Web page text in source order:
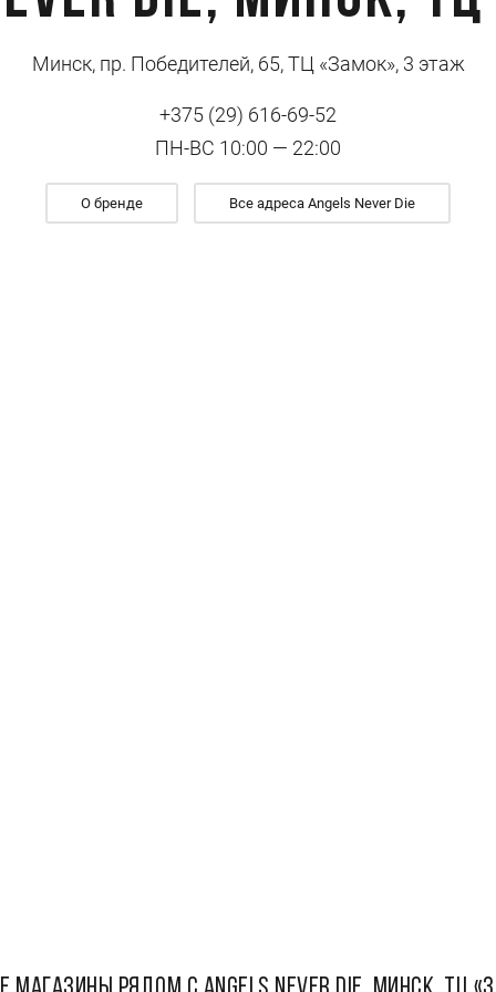
Минск, пр. Победителей, 65, ТЦ «Замок», 3 этаж
+375 (29) 616-69-52
ПН-ВС 10:00 — 22:00
О бренде Все адреса Angels Never Die